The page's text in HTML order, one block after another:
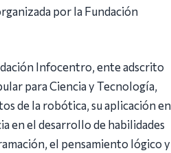
por la Fundación
Infocentro, ente adscrito
para Ciencia y Tecnología,
de la robótica, su aplicación en
en el desarrollo de habilidades
el pensamiento lógico y